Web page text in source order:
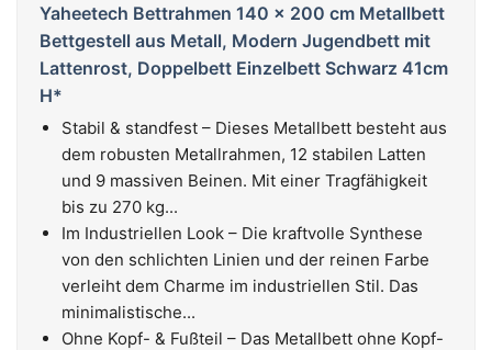
Yaheetech Bettrahmen 140 x 200 cm Metallbett
Bettgestell aus Metall, Modern Jugendbett mit
Lattenrost, Doppelbett Einzelbett Schwarz 41cm
H*
Stabil & standfest – Dieses Metallbett besteht aus
dem robusten Metallrahmen, 12 stabilen Latten
und 9 massiven Beinen. Mit einer Tragfähigkeit
bis zu 270 kg...
Im Industriellen Look – Die kraftvolle Synthese
von den schlichten Linien und der reinen Farbe
verleiht dem Charme im industriellen Stil. Das
minimalistische...
Ohne Kopf- & Fußteil – Das Metallbett ohne Kopf-